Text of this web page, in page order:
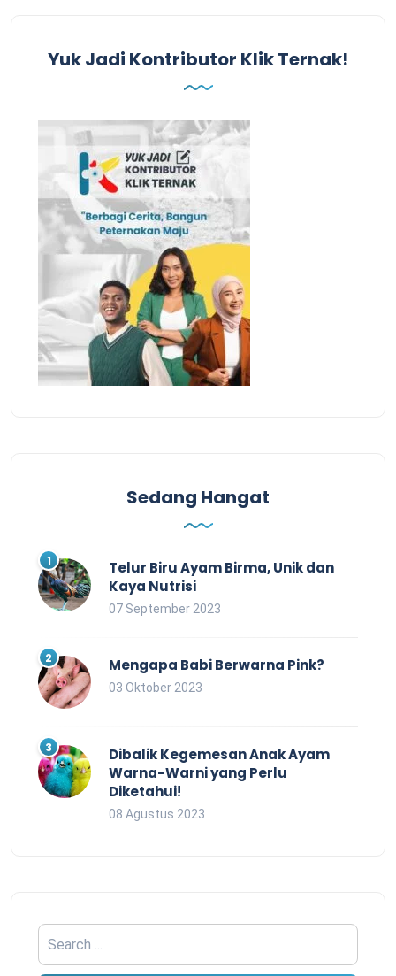
Yuk Jadi Kontributor Klik Ternak!
Sedang Hangat
Telur Biru Ayam Birma, Unik dan
Kaya Nutrisi
07 September 2023
Mengapa Babi Berwarna Pink?
03 Oktober 2023
Dibalik Kegemesan Anak Ayam
Warna-Warni yang Perlu
Diketahui!
08 Agustus 2023